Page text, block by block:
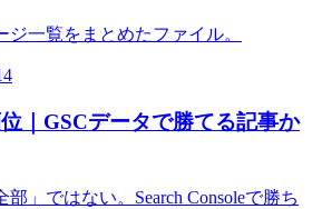
ジ一覧をまとめたファイル。
｜GSCデータで勝てる記事か
」ではない。Search Consoleで勝ち